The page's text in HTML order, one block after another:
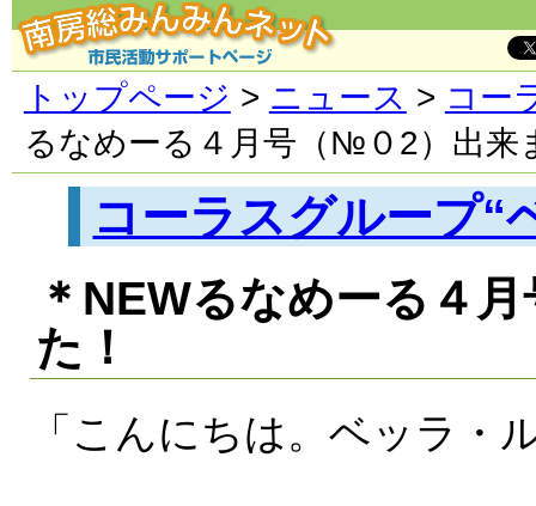
トップページ > ニュース > コー
るなめーる４月号（№０2）出来
コーラスグループ“
＊NEWるなめーる４
た！
「こんにちは。ベッラ・